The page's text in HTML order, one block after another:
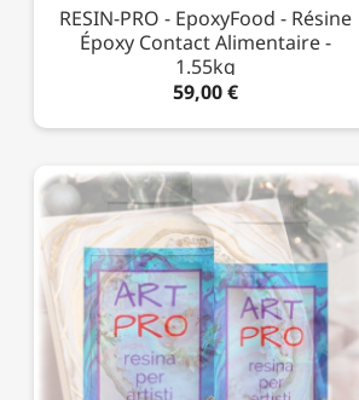
RESIN-PRO - EpoxyFood - Résine
Époxy Contact Alimentaire -
1.55kg
59,00 €